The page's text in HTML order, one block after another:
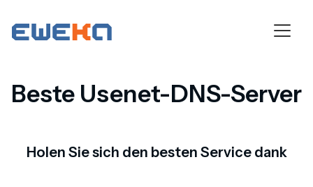
Beste Usenet-DNS-Server
Holen Sie sich den besten Service dank